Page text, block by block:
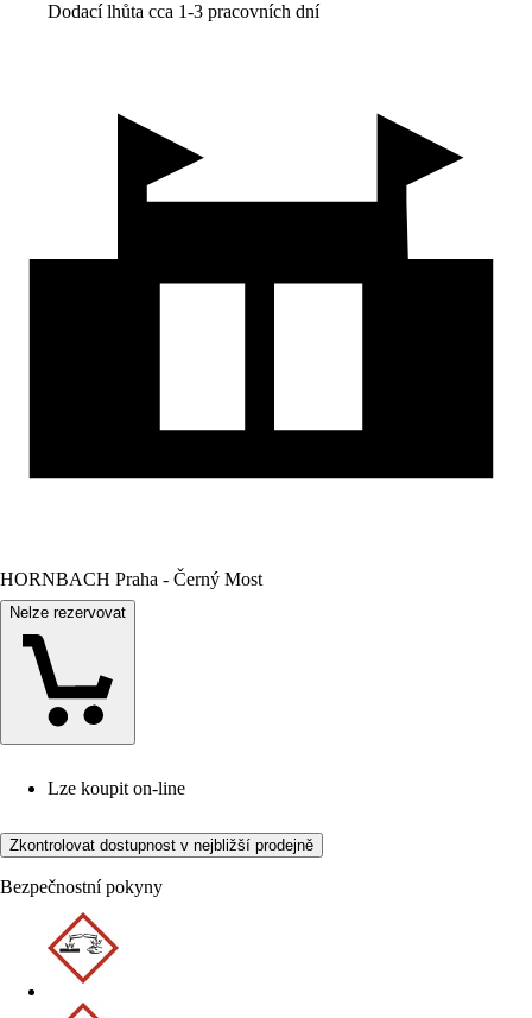
Dodací lhůta cca 1-3 pracovních dní
HORNBACH Praha - Černý Most
Nelze rezervovat
Lze koupit on-line
Zkontrolovat dostupnost v nejbližší prodejně
Bezpečnostní pokyny